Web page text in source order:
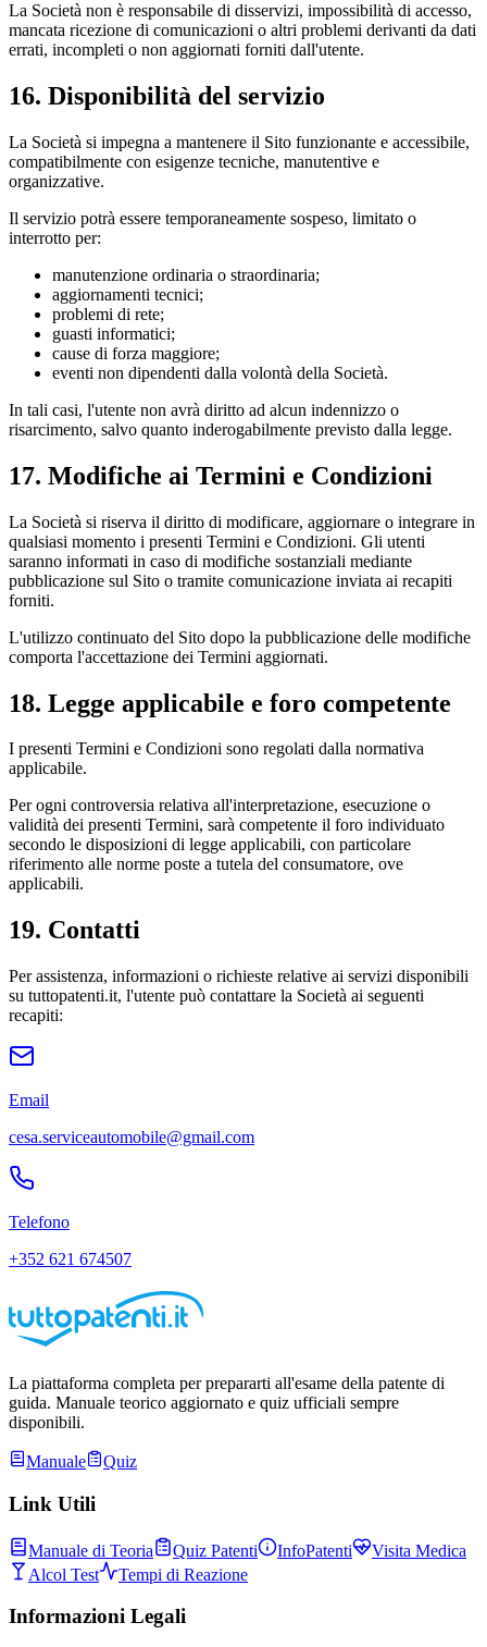
La Società non è responsabile di disservizi, impossibilità di accesso,
mancata ricezione di comunicazioni o altri problemi derivanti da dati
errati, incompleti o non aggiornati forniti dall'utente.
16. Disponibilità del servizio
La Società si impegna a mantenere il Sito funzionante e accessibile,
compatibilmente con esigenze tecniche, manutentive e
organizzative.
Il servizio potrà essere temporaneamente sospeso, limitato o
interrotto per:
manutenzione ordinaria o straordinaria;
aggiornamenti tecnici;
problemi di rete;
guasti informatici;
cause di forza maggiore;
eventi non dipendenti dalla volontà della Società.
In tali casi, l'utente non avrà diritto ad alcun indennizzo o
risarcimento, salvo quanto inderogabilmente previsto dalla legge.
17. Modifiche ai Termini e Condizioni
La Società si riserva il diritto di modificare, aggiornare o integrare in
qualsiasi momento i presenti Termini e Condizioni. Gli utenti
saranno informati in caso di modifiche sostanziali mediante
pubblicazione sul Sito o tramite comunicazione inviata ai recapiti
forniti.
L'utilizzo continuato del Sito dopo la pubblicazione delle modifiche
comporta l'accettazione dei Termini aggiornati.
18. Legge applicabile e foro competente
I presenti Termini e Condizioni sono regolati dalla normativa
applicabile.
Per ogni controversia relativa all'interpretazione, esecuzione o
validità dei presenti Termini, sarà competente il foro individuato
secondo le disposizioni di legge applicabili, con particolare
riferimento alle norme poste a tutela del consumatore, ove
applicabili.
19. Contatti
Per assistenza, informazioni o richieste relative ai servizi disponibili
su tuttopatenti.it, l'utente può contattare la Società ai seguenti
recapiti:
Email
cesa.serviceautomobile@gmail.com
Telefono
+352 621 674507
La piattaforma completa per prepararti all'esame della patente di
guida. Manuale teorico aggiornato e quiz ufficiali sempre
disponibili.
Manuale Quiz
Link Utili
Manuale di Teoria Quiz Patenti InfoPatenti
Visita Medica
Alcol Test
Tempi di Reazione
Informazioni Legali